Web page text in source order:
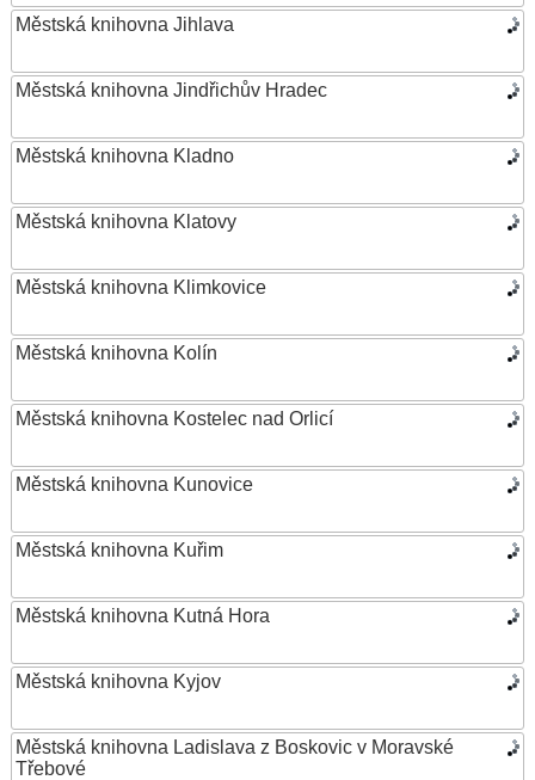
Městská knihovna Jihlava
Městská knihovna Jindřichův Hradec
Městská knihovna Kladno
Městská knihovna Klatovy
Městská knihovna Klimkovice
Městská knihovna Kolín
Městská knihovna Kostelec nad Orlicí
Městská knihovna Kunovice
Městská knihovna Kuřim
Městská knihovna Kutná Hora
Městská knihovna Kyjov
Městská knihovna Ladislava z Boskovic v Moravské
Třebové